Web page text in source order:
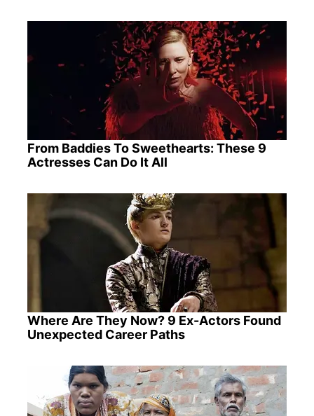
From Baddies To Sweethearts: These 9
Actresses Can Do It All
Where Are They Now? 9 Ex-Actors Found
Unexpected Career Paths